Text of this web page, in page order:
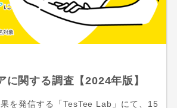
に関する調査【2024年版】
を発信する「TesTee Lab」にて、15